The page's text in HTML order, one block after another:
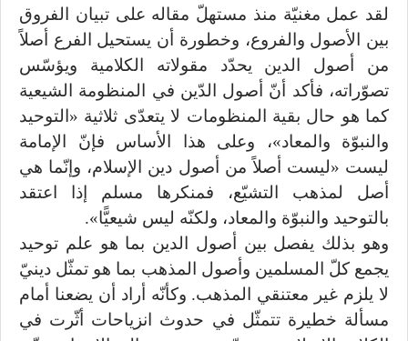
لقد عمل مغنيّة منذ مستهلّ مقاله على تبيان الفروق
بين الأصول والفروع، وخطورة أن يستحيل الفرع أصلاً
من أصول الدين يحدّد مقولاته الكلامية ويؤسّس
تصوّراته، فأكد أنّ أصول الدّين في المنظومة الشيعية
كما هو حال بقية المنظومات لا يتعدّى ثلاثية «التوحيد
والنبوّة والمعاد»، وعلى هذا الأساس فإنّ الإمامة
ليست «ليست أصلاً من أصول دين الإسلام، وإنّما هي
أصل لمذهب التشيّع، فمنكرها مسلم إذا اعتقد
بالتوحيد والنبوّة والمعاد، ولكنّه ليس شيعيًّا».
وهو بذلك يفصل بين أصول الدين بما هو علم توحيد
يجمع كلّ المسلمين وأصول المذهب بما هو تمثّل دينيّ
لا يلزم غير معتنقي المذهب. وكأنّه أراد أن يضعنا أمام
مسألة خطيرة تتمثّل في حدوث انزياحات أثّرت في